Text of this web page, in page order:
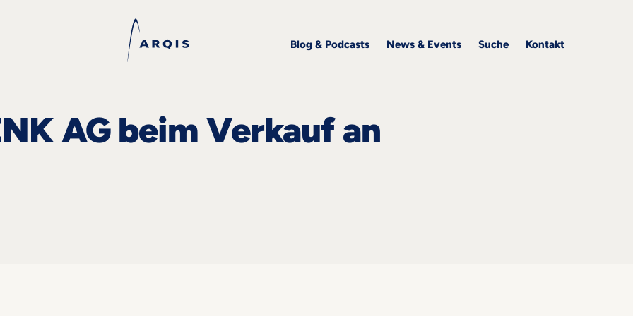
Blog & Podcasts News & Events Suche Kontakt
AG beim Verkauf an